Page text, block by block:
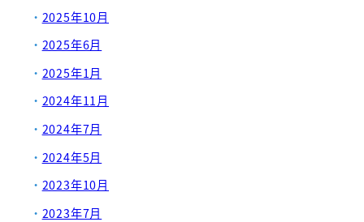
2025年10月
2025年6月
2025年1月
2024年11月
2024年7月
2024年5月
2023年10月
2023年7月